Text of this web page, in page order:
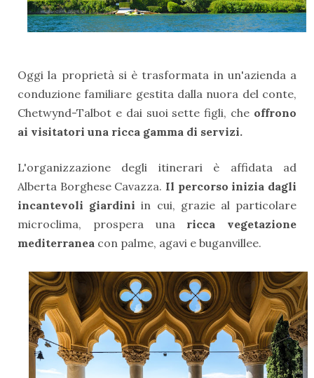
Oggi la proprietà si è trasformata in un'azienda a
conduzione familiare gestita dalla nuora del conte,
Chetwynd-Talbot e dai suoi sette figli, che offrono
ai visitatori una ricca gamma di servizi.
L'organizzazione degli itinerari è affidata ad
Alberta Borghese Cavazza. Il percorso inizia dagli
incantevoli giardini in cui, grazie al particolare
microclima, prospera una ricca vegetazione
mediterranea con palme, agavi e buganvillee.